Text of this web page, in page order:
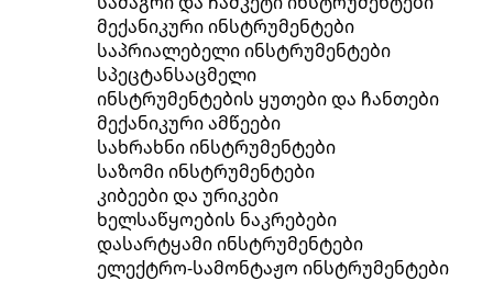
მექანიკური ინსტრუმენტები
საპრიალებელი ინსტრუმენტები
სპეცტანსაცმელი
ინსტრუმენტების ყუთები და ჩანთები
მექანიკური ამწეები
სახრახნი ინსტრუმენტები
საზომი ინსტრუმენტები
კიბეები და ურიკები
ხელსაწყოების ნაკრებები
დასარტყამი ინსტრუმენტები
ელექტრო-სამონტაჟო ინსტრუმენტები